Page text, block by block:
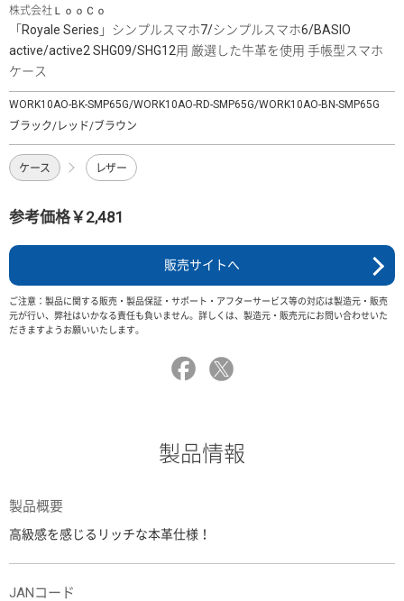
株式会社ＬｏｏＣｏ
「Royale Series」シンプルスマホ7/シンプルスマホ6/BASIO
active/active2 SHG09/SHG12用 厳選した牛革を使用 手帳型スマホ
ケース
WORK10AO-BK-SMP65G/WORK10AO-RD-SMP65G/WORK10AO-BN-SMP65G
ブラック/レッド/ブラウン
ケース レザー
参考価格￥2,481
販売サイトへ
ご注意：製品に関する販売・製品保証・サポート・アフターサービス等の対応は製造元・販売
元が行い、弊社はいかなる責任も負いません。詳しくは、製造元・販売元にお問い合わせいた
だきますようお願いいたします。
製品情報
製品概要
高級感を感じるリッチな本革仕様！
JANコード